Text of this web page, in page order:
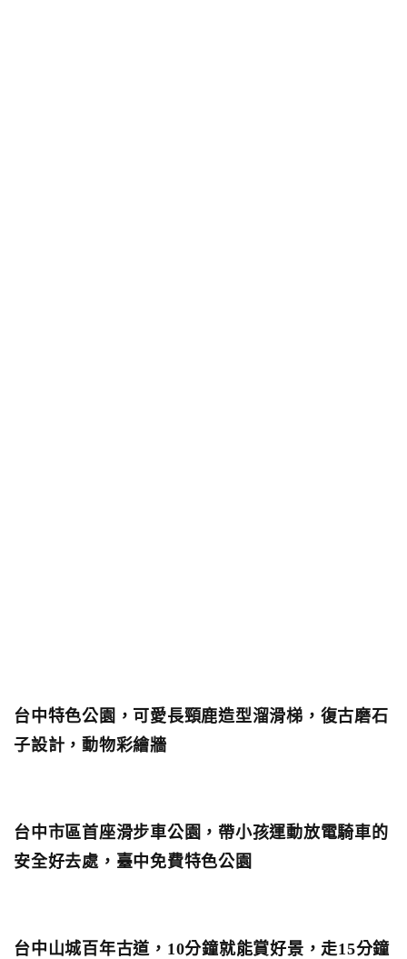
台中特色公園，可愛長頸鹿造型溜滑梯，復古磨石
子設計，動物彩繪牆
台中市區首座滑步車公園，帶小孩運動放電騎車的
安全好去處，臺中免費特色公園
台中山城百年古道，10分鐘就能賞好景，走15分鐘